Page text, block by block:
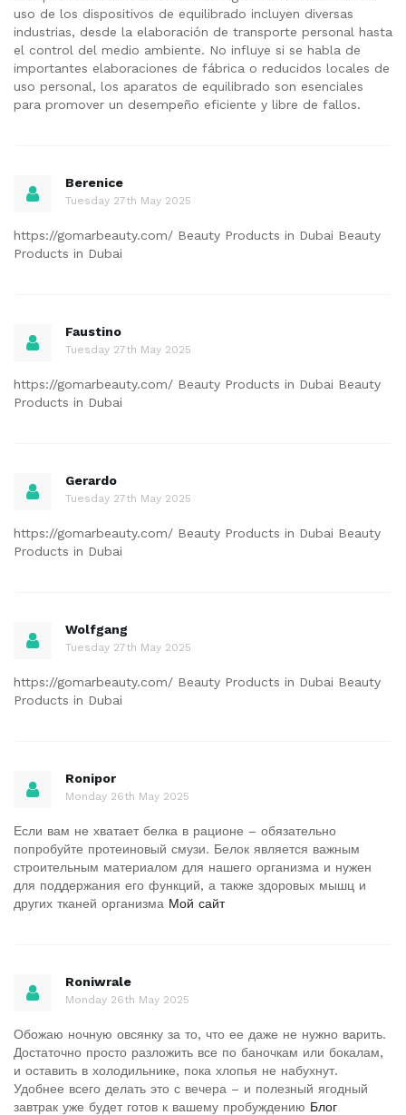
uso de los dispositivos de equilibrado incluyen diversas
industrias, desde la elaboración de transporte personal hasta
el control del medio ambiente. No influye si se habla de
importantes elaboraciones de fábrica o reducidos locales de
uso personal, los aparatos de equilibrado son esenciales
para promover un desempeño eficiente y libre de fallos.
Berenice
Tuesday 27th May 2025
https://gomarbeauty.com/ Beauty Products in Dubai Beauty
Products in Dubai
Faustino
Tuesday 27th May 2025
https://gomarbeauty.com/ Beauty Products in Dubai Beauty
Products in Dubai
Gerardo
Tuesday 27th May 2025
https://gomarbeauty.com/ Beauty Products in Dubai Beauty
Products in Dubai
Wolfgang
Tuesday 27th May 2025
https://gomarbeauty.com/ Beauty Products in Dubai Beauty
Products in Dubai
Ronipor
Monday 26th May 2025
Если вам не хватает белка в рационе – обязательно
попробуйте протеиновый смузи. Белок является важным
строительным материалом для нашего организма и нужен
для поддержания его функций, а также здоровых мышц и
других тканей организма Мой сайт
Roniwrale
Monday 26th May 2025
Обожаю ночную овсянку за то, что ее даже не нужно варить.
Достаточно просто разложить все по баночкам или бокалам,
и оставить в холодильнике, пока хлопья не набухнут.
Удобнее всего делать это с вечера – и полезный ягодный
завтрак уже будет готов к вашему пробуждению Блог